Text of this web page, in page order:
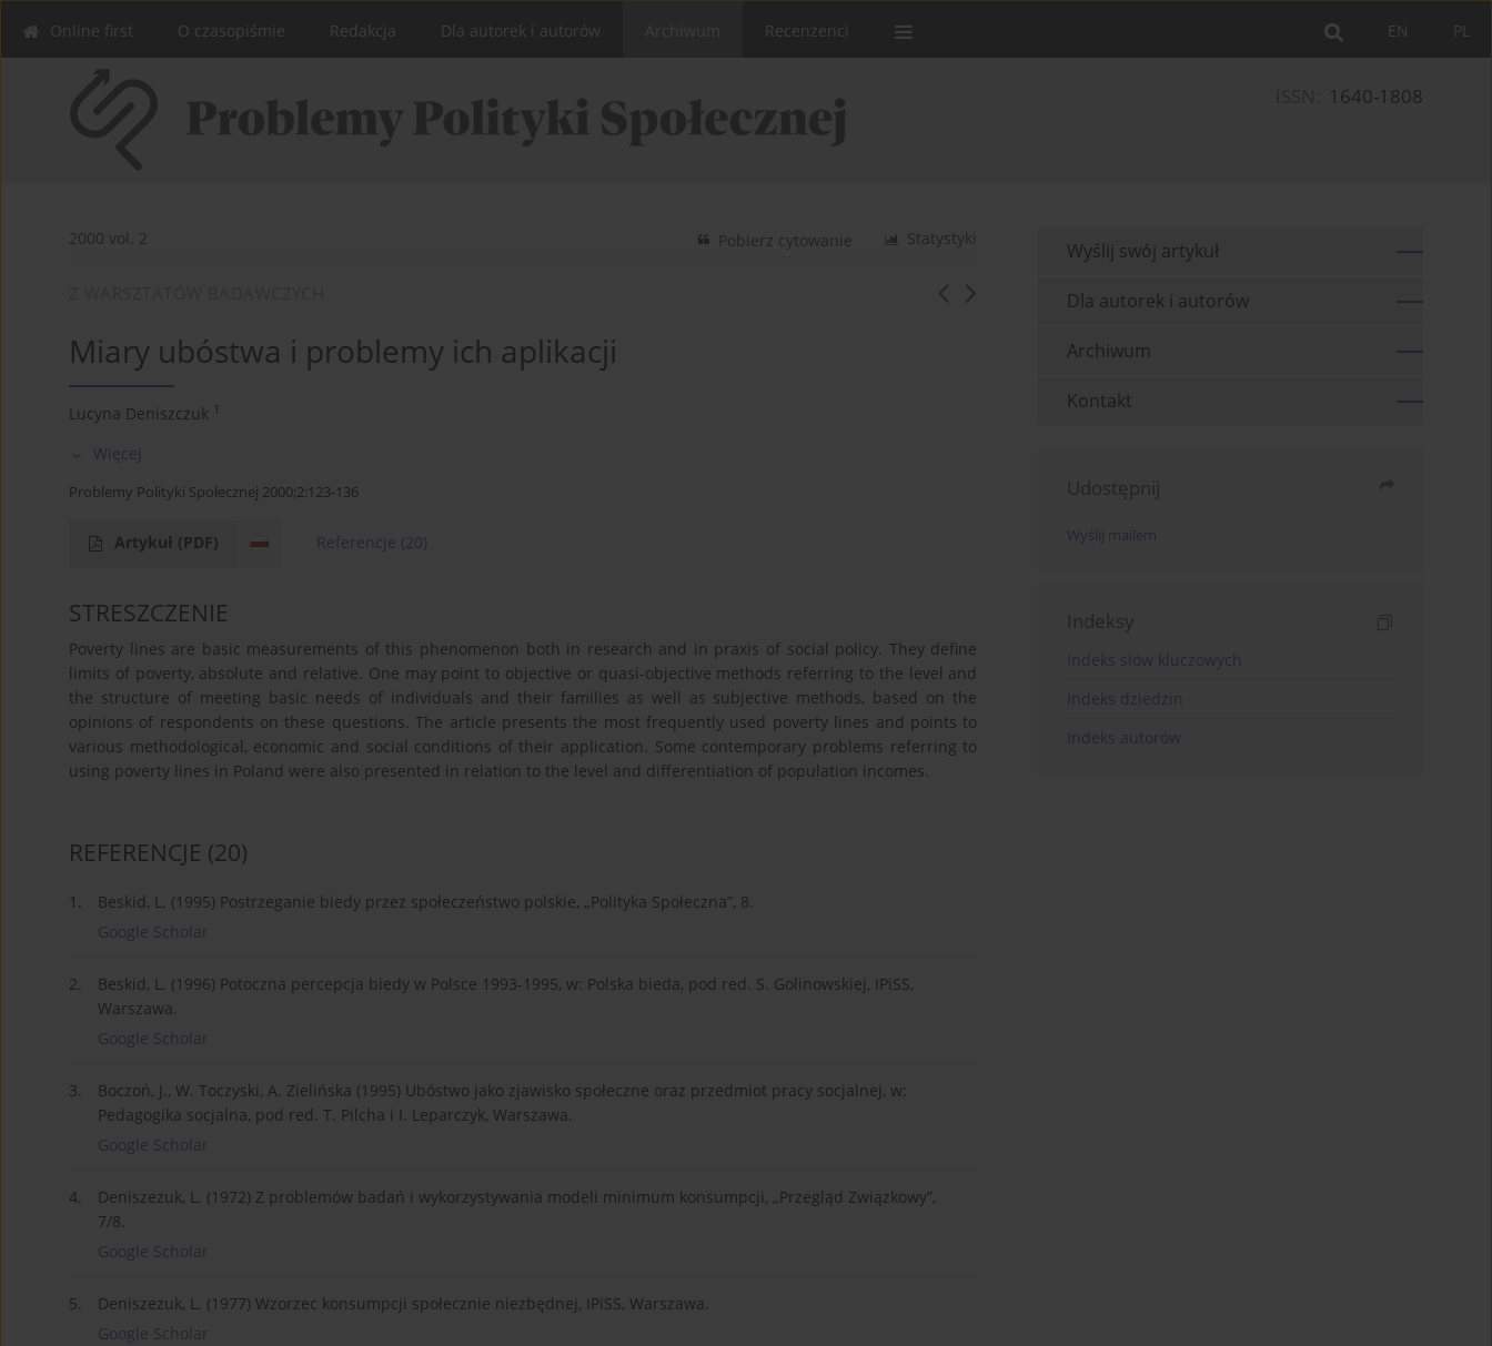
PL
EN
Online first O czasopiśmie Redakcja Dla autorek i autorów Recenzenci
1640-1808
2000 vol. 2 Statystyki
Pobierz cytowanie
Miary ubóstwa i problemy ich aplikacji
Lucyna Deniszczuk 1
Więcej
Problemy Polityki Społecznej 2000;2:123-136
Artykuł (PDF) Referencje (20)
STRESZCZENIE
Poverty lines are basic measurements of this phenomenon both in research and in praxis of social policy. They define
limits of poverty, absolute and relative. One may point to objective or quasi-objective methods referring to the level and
the structure of meeting basic needs of individuals and their families as well as subjective methods, based on the
opinions of respondents on these questions. The article presents the most frequently used poverty lines and points to
various methodological, economic and social conditions of their application. Some contemporary problems referring to
using poverty lines in Poland were also presented in relation to the level and differentiation of population incomes.
REFERENCJE (20)
1.
Beskid, L. (1995) Postrzeganie biedy przez społeczeństwo polskie, „Polityka Społeczna”, 8.
Google Scholar
2.
Beskid, L. (1996) Potoczna percepcja biedy w Polsce 1993-1995, w: Polska bieda, pod red. S. Golinowskiej, IPiSS,
Warszawa.
Google Scholar
3.
Boczoń, J., W. Toczyski, A. Zielińska (1995) Ubóstwo jako zjawisko społeczne oraz przedmiot pracy socjalnej, w:
Pedagogika socjalna, pod red. T. Pilcha i I. Leparczyk, Warszawa.
Google Scholar
4.
Deniszezuk, L. (1972) Z problemów badań i wykorzystywania modeli minimum konsumpcji, „Przegląd Związkowy”,
7/8.
Google Scholar
5.
Deniszezuk, L. (1977) Wzorzec konsumpcji społecznie niezbędnej, IPiSS, Warszawa.
Google Scholar
Wyślij swój artykuł
Dla autorek i autorów
Archiwum
Kontakt
Udostępnij
Wyślij mailem
Indeksy
Indeks słów kluczowych
Indeks dziedzin
Indeks autorów